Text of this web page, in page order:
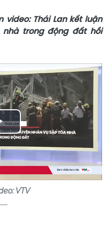
video: Thái Lan kết luận
trong động đất hồi
VTV